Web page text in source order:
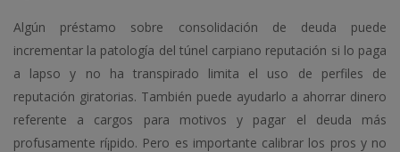
Algún préstamo sobre consolidación de deuda puede
incrementar la patologí­a del túnel carpiano reputación si lo paga
a lapso y no ha transpirado limita el uso de perfiles de
reputación giratorias. También puede ayudarlo a ahorrar dinero
referente a cargos para motivos y pagar el deuda más
profusamente rí¡pido. Pero es importante calibrar los pros y no